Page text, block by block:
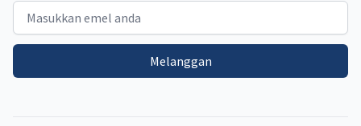
Email address
Melanggan